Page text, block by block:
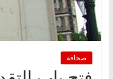
صحافة